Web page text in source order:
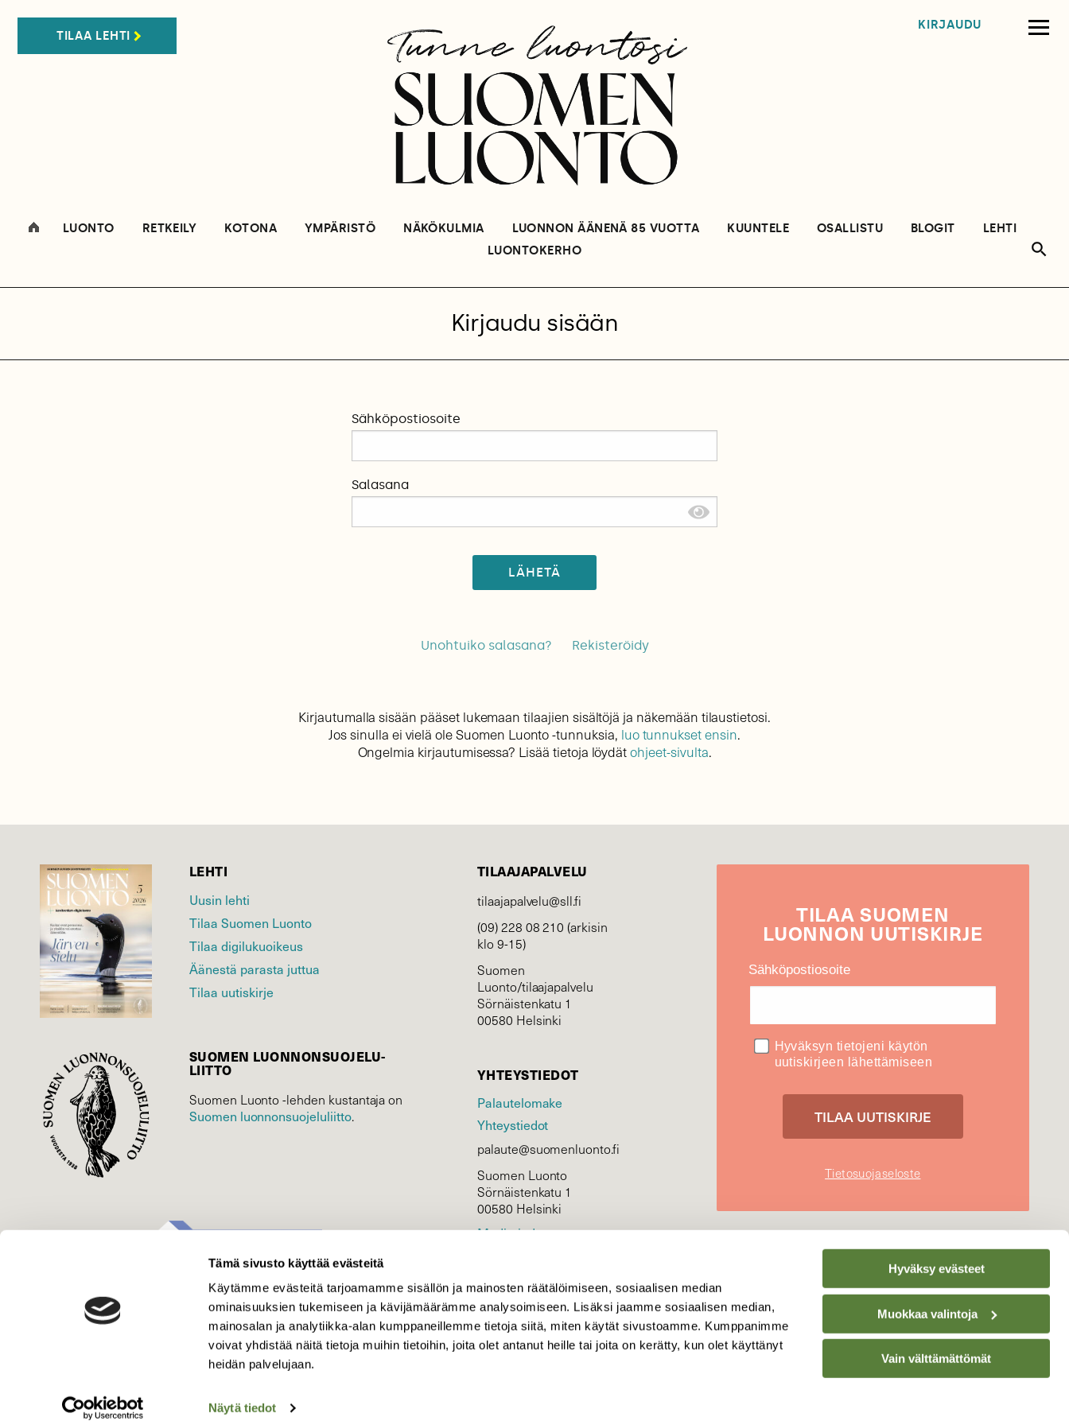
Tämä sivusto käyttää evästeitä
Käytämme evästeitä tarjoamamme sisällön ja mainosten räätälöimiseen, sosiaalisen median
ominaisuuksien tukemiseen ja kävijämäärämme analysoimiseen. Lisäksi jaamme sosiaalisen median,
mainosalan ja analytiikka-alan kumppaneillemme tietoja siitä, miten käytät sivustoamme. Kumppanimme
voivat yhdistää näitä tietoja muihin tietoihin, joita olet antanut heille tai joita on kerätty, kun olet käyttänyt
heidän palvelujaan.
Näytä tiedot
Hyväksy evästeet
Muokkaa valintoja
Vain välttämättömät
TILAA LEHTI
KIRJAUDU
LUONTO RETKEILY KOTONA YMPÄRISTÖ NÄKÖKULMIA LUONNON ÄÄNENÄ 85 VUOTTA KUUNTELE OSALLISTU BLOGIT
LEHTI
LUONTOKERHO
Kirjaudu sisään
Sähköpostiosoite
Salasana
LÄHETÄ
Unohtuiko salasana? Rekisteröidy
Kirjautumalla sisään pääset lukemaan tilaajien sisältöjä ja näkemään tilaustietosi.
Jos sinulla ei vielä ole Suomen Luonto -tunnuksia, luo tunnukset ensin.
Ongelmia kirjautumisessa? Lisää tietoja löydätohjeet-sivulta.
LEHTI
Uusin lehti
Tilaa Suomen Luonto
Tilaa digilukuoikeus
Äänestä parasta juttua
Tilaa uutiskirje
SUOMEN LUONNON­SUOJELU­
LIITTO
Suomen Luonto -lehden kustantaja on
Suomen luonnonsuojelu­liitto.
TILAAJAPALVELU
tilaajapalvelu@sll.fi
(09) 228 08 210 (arkisin
klo 9-15)
Suomen
Luonto/tilaajapalvelu
Sörnäistenkatu 1
00580 Helsinki
YHTEYSTIEDOT
Palautelomake
Yhteystiedot
palaute@suomenluonto.fi
Suomen Luonto
Sörnäistenkatu 1
00580 Helsinki
Mediatiedot
KIRJAUDU
TILAASUOMEN
LUONNON UUTIS­KIRJE
Sähköpostiosoite
Hyväksyn tietojeni käytön
uutiskirjeen lähettämiseen
Tietosuojaseloste